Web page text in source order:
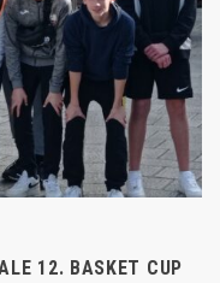
12. BASKET CUP